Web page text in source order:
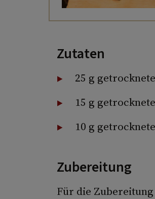
Zutaten
25 g
15 g
10 g
Zubereitung
Für die